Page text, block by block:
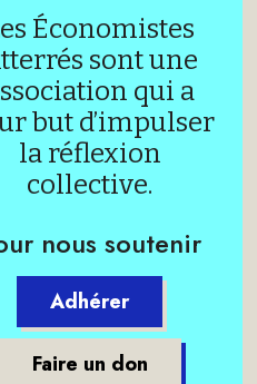
Économistes
sont une
qui a
but d’impulser
la réflexion
collective.
nous soutenir
Adhérer
Faire un don